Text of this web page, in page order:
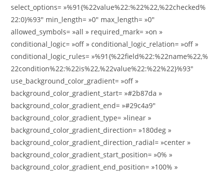
select_options= »%91{%22value%22:%22%22,%22checked%
22:0}%93″ min_length= »0″ max_length= »0″
allowed_symbols= »all » required_mark= »on »
conditional_logic= »off » conditional_logic_relation= »off »
conditional_logic_rules= »%91{%22field%22:%22name%22,%
22condition%22:%22is%22,%22value%22:%22%22}%93″
use_background_color_gradient= »off »
background_color_gradient_start= »#2b87da »
background_color_gradient_end= »#29c4a9″
background_color_gradient_type= »linear »
background_color_gradient_direction= »180deg »
background_color_gradient_direction_radial= »center »
background_color_gradient_start_position= »0% »
background_color_gradient_end_position= »100% »